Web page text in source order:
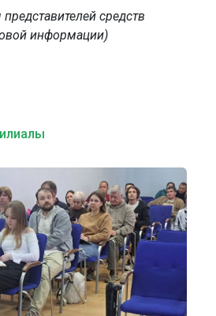
средств
информации)